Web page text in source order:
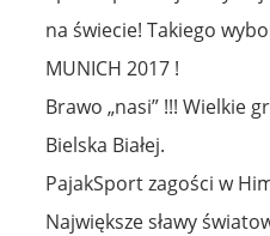
na świecie! Takiego
MUNICH 2017 !
Brawo „nasi” !!! Wielkie
Bielska Białej.
PajakSport zagości w
Największe sławy